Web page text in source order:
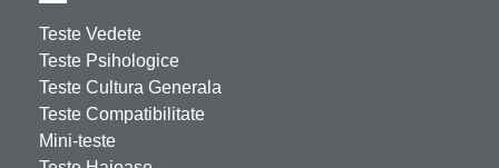
Teste Vedete
Teste Psihologice
Teste Cultura Generala
Teste Compatibilitate
Mini-teste